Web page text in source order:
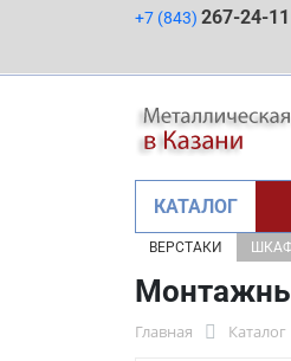
+7 (843) 267-24-11
КАТАЛОГ
ВЕРСТАКИ
Главная Каталог